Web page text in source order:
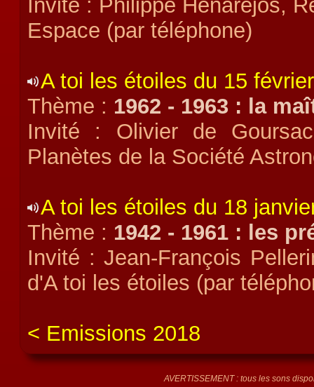
Invité : Philippe Henarejos,
Espace (par téléphone)
A toi les étoiles du 15
Thème : 1962 - 1963 : la
Invité : Olivier de
Planètes de la Société
A toi les étoiles du 18
Thème : 1942 - 1961 : les
Invité : Jean-François
d'A toi les étoiles (par
Emissions 2018
AVERTISSEMENT : tous les sons